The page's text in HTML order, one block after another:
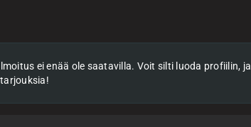
ei enää ole saatavilla. Voit silti luoda profiilin, ja